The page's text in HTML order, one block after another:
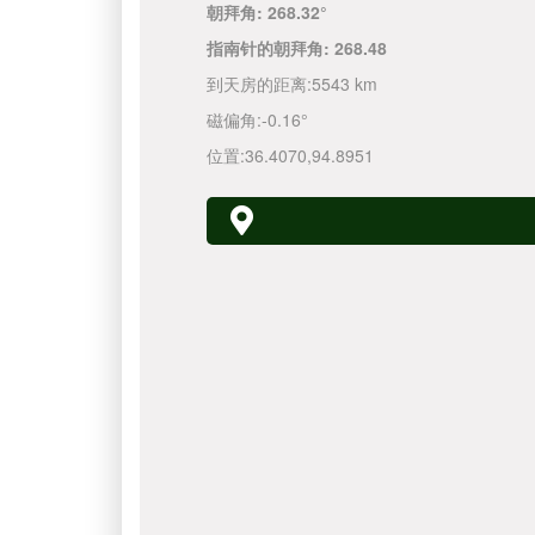
朝拜角: 268.32°
指南针的朝拜角: 268.48
到天房的距离:5543 km
磁偏角:-0.16°
位置:36.4070,94.8951